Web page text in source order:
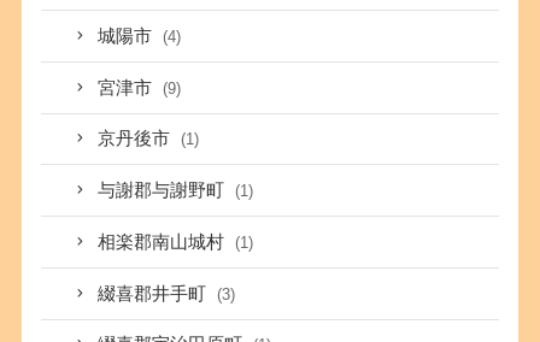
城陽市 (4)
宮津市 (9)
京丹後市 (1)
与謝郡与謝野町 (1)
相楽郡南山城村 (1)
綴喜郡井手町 (3)